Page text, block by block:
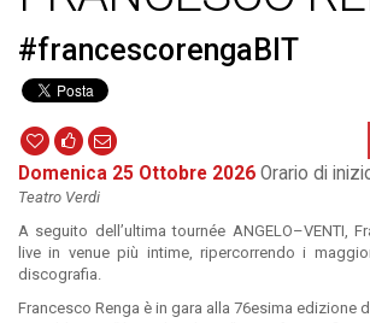
#francescorengaBIT
Domenica 25 Ottobre 2026 Orario di
Teatro Verdi
A seguito dell’ultima tournée ANGELO–VENTI,
live in venue più intime, ripercorrendo i
discografia.
Francesco Renga è in gara alla 76esima edizione